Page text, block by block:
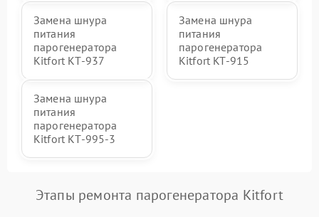
Замена шнура
питания
парогенератора
Kitfort КТ-937
Замена шнура
питания
парогенератора
Kitfort KT-915
Замена шнура
питания
парогенератора
Kitfort КТ-995-3
Этапы ремонта парогенератора Kitfort